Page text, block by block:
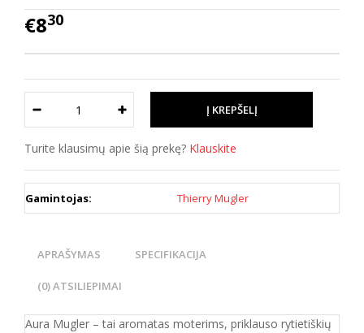
€830
Turite klausimų apie šią prekę? Klauskite
Gamintojas: Thierry Mugler
APRAŠYMAS SPECIFIKACIJA
(0) ATSILIEPIMAI
Aura Mugler – tai aromatas moterims, priklauso rytietiškių